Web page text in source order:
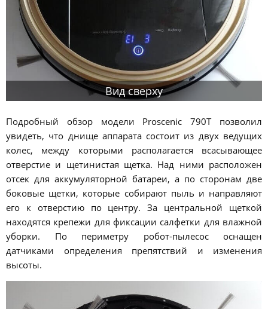
Вид сверху
Подробный обзор модели Proscenic 790T позволил
увидеть, что днище аппарата состоит из двух ведущих
колес, между которыми располагается всасывающее
отверстие и щетинистая щетка. Над ними расположен
отсек для аккумуляторной батареи, а по сторонам две
боковые щетки, которые собирают пыль и направляют
его к отверстию по центру. За центральной щеткой
находятся крепежи для фиксации салфетки для влажной
уборки. По периметру робот-пылесос оснащен
датчиками определения препятствий и изменения
высоты.